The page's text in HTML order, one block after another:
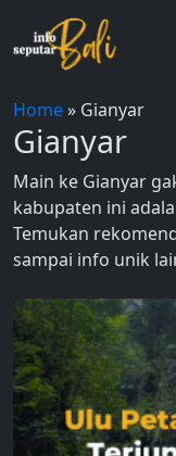
content
Home» Gianyar
Gianyar
Main ke Gianyar
kabupaten ini
Temukan
sampai info unik